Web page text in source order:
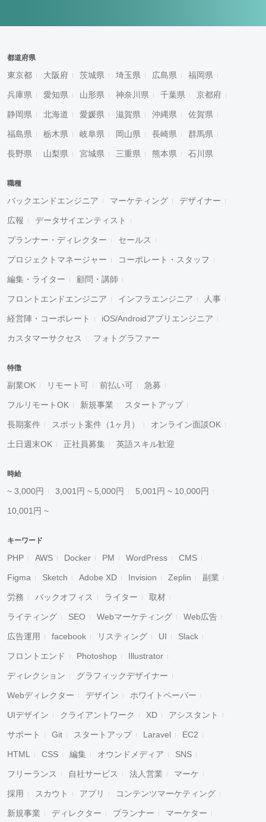
都道府県
東京都 大阪府 茨城県 埼玉県 広島県 福岡県
兵庫県 愛知県 山形県 神奈川県 千葉県 京都府
静岡県 北海道 愛媛県 滋賀県 沖縄県 佐賀県
福島県 栃木県 岐阜県 岡山県 長崎県 群馬県
長野県 山梨県 宮城県 三重県 熊本県 石川県
職種
バックエンドエンジニア マーケティング デザイナー
広報 データサイエンティスト
プランナー・ディレクター セールス
プロジェクトマネージャー コーポレート・スタッフ
編集・ライター 顧問・講師
フロントエンドエンジニア インフラエンジニア 人事
経営陣・コーポレート iOS/Androidアプリエンジニア
カスタマーサクセス フォトグラファー
特徴
副業OK リモート可 前払い可 急募
フルリモートOK 新規事業 スタートアップ
長期案件 スポット案件（1ヶ月） オンライン面談OK
土日週末OK 正社員募集 英語スキル歓迎
時給
~ 3,000円 3,001円 ~ 5,000円 5,001円 ~ 10,000円
10,001円 ~
キーワード
PHP AWS Docker PM WordPress CMS
Figma Sketch Adobe XD Invision Zeplin 副業
労務 バックオフィス ライター 取材
ライティング SEO Webマーケティング Web広告
広告運用 facebook リスティング UI Slack
フロントエンド Photoshop Illustrator
ディレクション グラフィックデザイナー
Webディレクター デザイン ホワイトペーパー
UIデザイン クライアントワーク XD アシスタント
サポート Git スタートアップ Laravel EC2
HTML CSS 編集 オウンドメディア SNS
フリーランス 自社サービス 法人営業 マーケ
採用 スカウト アプリ コンテンツマーケティング
新規事業 ディレクター プランナー マーケター